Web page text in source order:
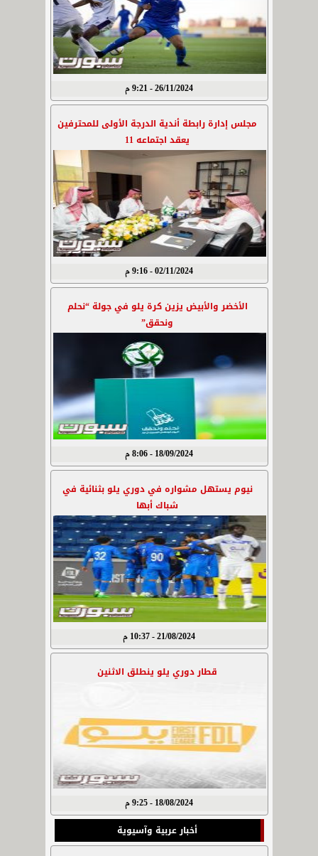
26/11/2024 - 9:21 م
مجلس إدارة رابطة أندية الدرجة الأولى للمحترفين
يعقد اجتماعه 11
02/11/2024 - 9:16 م
الأخضر والأبيض يزين كرة يلو في جولة “نحلم
ونحقق”
18/09/2024 - 8:06 م
نيوم يستهل مشواره في دوري يلو بثنائية في
شباك أبها
21/08/2024 - 10:37 م
قطار دوري يلو ينطلق الاثنين
18/08/2024 - 9:25 م
أخبار عربية وآسيوية